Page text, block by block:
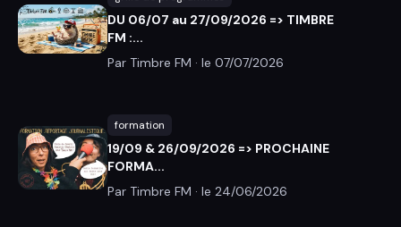
DU 06/07 au 27/09/2026 => TIMBRE
FM :...
Par Timbre FM · le 07/07/2026
formation
19/09 & 26/09/2026 => PROCHAINE
FORMA...
Par Timbre FM · le 24/06/2026